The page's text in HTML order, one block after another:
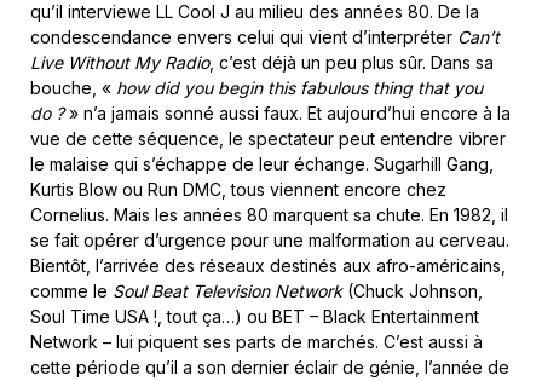
qu’il interviewe LL Cool J au milieu des années 80. De la
condescendance envers celui qui vient d’interpréter Can’t
Live Without My Radio, c’est déjà un peu plus sûr. Dans sa
bouche, « how did you begin this fabulous thing that you
do ?» n’a jamais sonné aussi faux. Et aujourd’hui encore à la
vue de cette séquence, le spectateur peut entendre vibrer
le malaise qui s’échappe de leur échange. Sugarhill Gang,
Kurtis Blow ou Run DMC, tous viennent encore chez
Cornelius. Mais les années 80 marquent sa chute. En 1982, il
se fait opérer d’urgence pour une malformation au cerveau.
Bientôt, l’arrivée des réseaux destinés aux afro-américains,
comme le Soul Beat Television Network(Chuck Johnson,
Soul Time USA !, tout ça…) ou BET – Black Entertainment
Network – lui piquent ses parts de marchés. C’est aussi à
cette période qu’il a son dernier éclair de génie, l’année de